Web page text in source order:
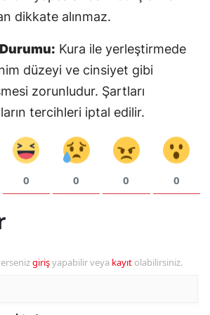
dikkate alınmaz.
Kura ile yerleştirmede
düzeyi ve cinsiyet gibi
zorunludur. Şartları
tercihleri iptal edilir.
0 0 0 0
girişyapabilir veya kayıt olabilirsiniz.